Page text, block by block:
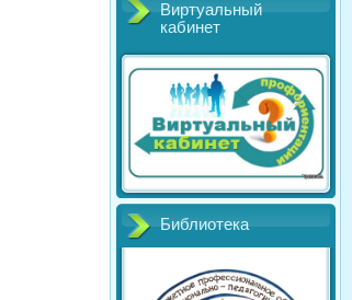
Виртуальный
кабинет
Библиотека